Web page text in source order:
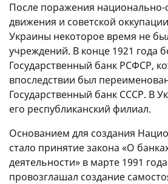
После поражения национально-
движения и советской
Украины некоторое время не
учреждений. В конце 1921 года
Государственный банк РСФСР,
впоследствии был
Государственный банк СССР. В
его республиканский филиал.
Основанием для создания
стало принятие закона «О
деятельности» в марте 1991
провозглашал создание